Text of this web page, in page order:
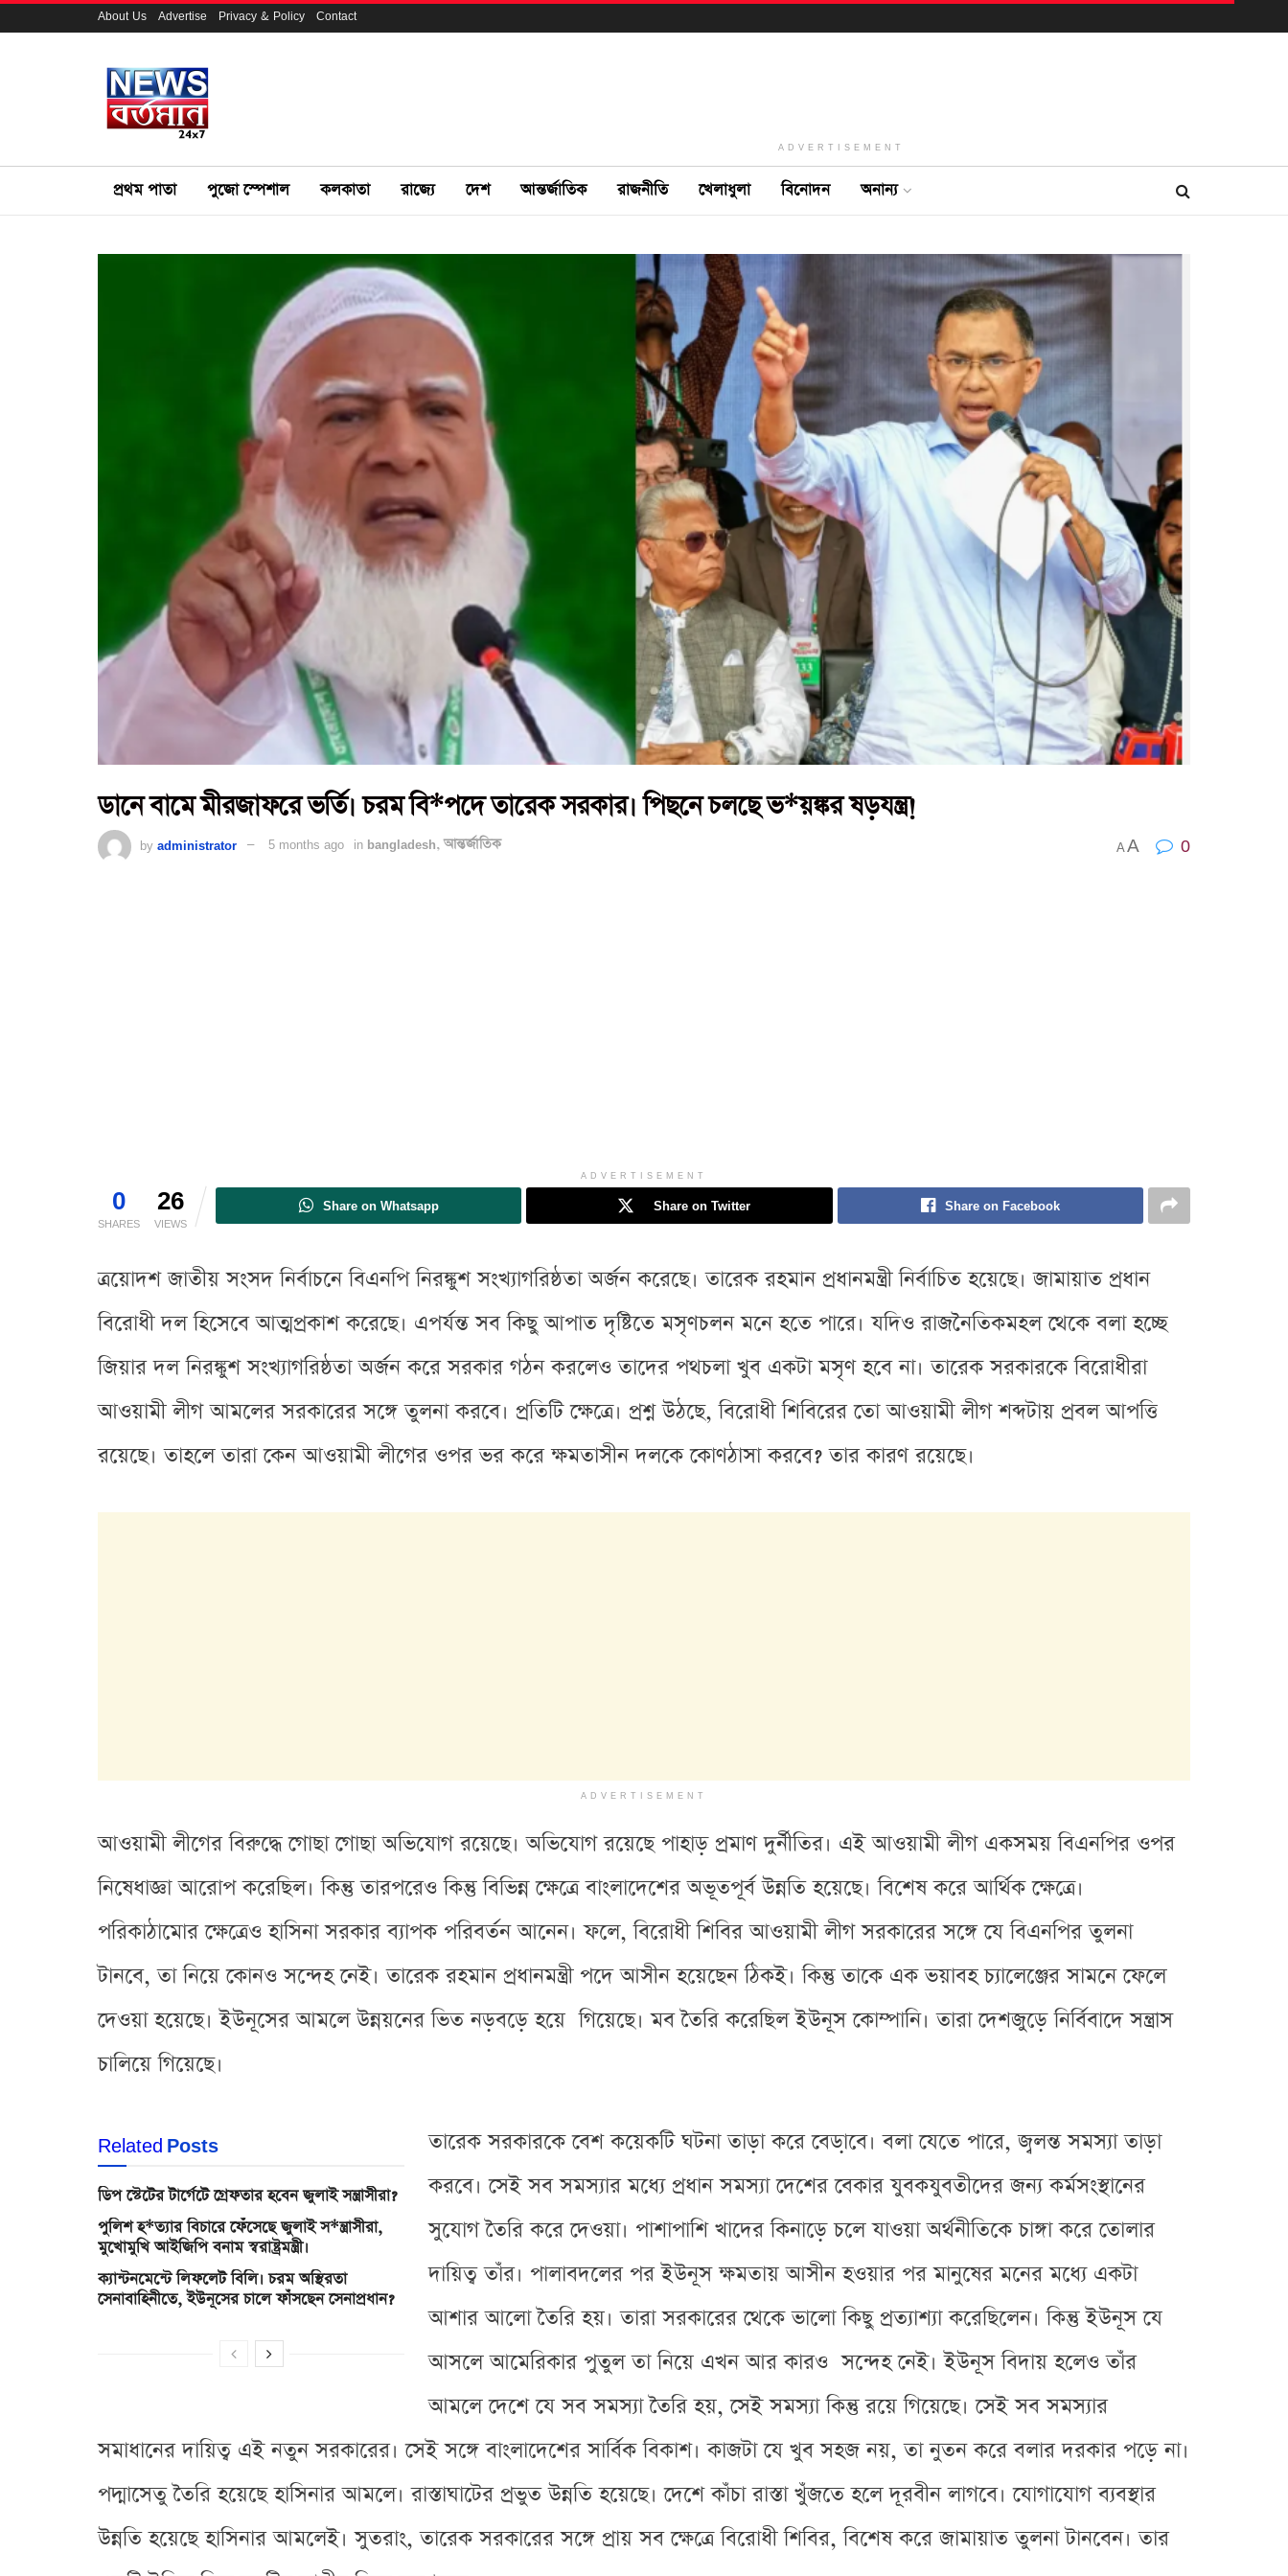
About Us Advertise Privacy & Policy Contact
ADVERTISEMENT
প্রথম পাতা পুজো স্পেশাল কলকাতা রাজ্যে দেশ আন্তর্জাতিক রাজনীতি খেলাধুলা বিনোদন অনান্য
ডানে বামে মীরজাফরে ভর্তি। চরম বি*পদে তারেক সরকার। পিছনে চলছে ভ*য়ঙ্কর ষড়যন্ত্র!
by administrator 5 months ago in bangladesh,আন্তর্জাতিক AA 0
ADVERTISEMENT
0
SHARES
26
VIEWS
Share on Whatsapp Share on Twitter Share on Facebook
ত্রয়োদশ জাতীয় সংসদ নির্বাচনে বিএনপি নিরঙ্কুশ সংখ্যাগরিষ্ঠতা অর্জন করেছে। তারেক রহমান প্রধানমন্ত্রী নির্বাচিত হয়েছে। জামায়াত প্রধান
বিরোধী দল হিসেবে আত্মপ্রকাশ করেছে। এপর্যন্ত সব কিছু আপাত দৃষ্টিতে মসৃণচলন মনে হতে পারে। যদিও রাজনৈতিকমহল থেকে বলা হচ্ছে
জিয়ার দল নিরঙ্কুশ সংখ্যাগরিষ্ঠতা অর্জন করে সরকার গঠন করলেও তাদের পথচলা খুব একটা মসৃণ হবে না। তারেক সরকারকে বিরোধীরা
আওয়ামী লীগ আমলের সরকারের সঙ্গে তুলনা করবে। প্রতিটি ক্ষেত্রে। প্রশ্ন উঠছে, বিরোধী শিবিরের তো আওয়ামী লীগ শব্দটায় প্রবল আপত্তি
রয়েছে। তাহলে তারা কেন আওয়ামী লীগের ওপর ভর করে ক্ষমতাসীন দলকে কোণঠাসা করবে? তার কারণ রয়েছে।
ADVERTISEMENT
আওয়ামী লীগের বিরুদ্ধে গোছা গোছা অভিযোগ রয়েছে। অভিযোগ রয়েছে পাহাড় প্রমাণ দুর্নীতির। এই আওয়ামী লীগ একসময় বিএনপির ওপর
নিষেধাজ্ঞা আরোপ করেছিল। কিন্তু তারপরেও কিন্তু বিভিন্ন ক্ষেত্রে বাংলাদেশের অভূতপূর্ব উন্নতি হয়েছে। বিশেষ করে আর্থিক ক্ষেত্রে।
পরিকাঠামোর ক্ষেত্রেও হাসিনা সরকার ব্যাপক পরিবর্তন আনেন। ফলে, বিরোধী শিবির আওয়ামী লীগ সরকারের সঙ্গে যে বিএনপির তুলনা
টানবে, তা নিয়ে কোনও সন্দেহ নেই। তারেক রহমান প্রধানমন্ত্রী পদে আসীন হয়েছেন ঠিকই। কিন্তু তাকে এক ভয়াবহ চ্যালেঞ্জের সামনে ফেলে
দেওয়া হয়েছে। ইউনূসের আমলে উন্নয়নের ভিত নড়বড়ে হয়ে গিয়েছে। মব তৈরি করেছিল ইউনূস কোম্পানি। তারা দেশজুড়ে নির্বিবাদে সন্ত্রাস
চালিয়ে গিয়েছে।
RelatedPosts
ডিপ স্টেটের টার্গেটে গ্রেফতার হবেন জুলাই সন্ত্রাসীরা?
পুলিশ হ*ত্যার বিচারে ফেঁসেছে জুলাই স*ন্ত্রাসীরা,
মুখোমুখি আইজিপি বনাম স্বরাষ্ট্রমন্ত্রী।
ক্যান্টনমেন্টে লিফলেট বিলি। চরম অস্থিরতা
সেনাবাহিনীতে, ইউনূসের চালে ফাঁসছেন সেনাপ্রধান?
তারেক সরকারকে বেশ কয়েকটি ঘটনা তাড়া করে বেডা়বে। বলা যেতে পারে, জ্বলন্ত সমস্যা তাড়া
করবে। সেই সব সমস্যার মধ্যে প্রধান সমস্যা দেশের বেকার যুবকযুবতীদের জন্য কর্মসংস্থানের
সুযোগ তৈরি করে দেওয়া। পাশাপাশি খাদের কিনাড়ে চলে যাওয়া অর্থনীতিকে চাঙ্গা করে তোলার
দায়িত্ব তাঁর। পালাবদলের পর ইউনূস ক্ষমতায় আসীন হওয়ার পর মানুষের মনের মধ্যে একটা
আশার আলো তৈরি হয়। তারা সরকারের থেকে ভালো কিছু প্রত্যাশ্যা করেছিলেন। কিন্তু ইউনূস যে
আসলে আমেরিকার পুতুল তা নিয়ে এখন আর কারও সন্দেহ নেই। ইউনূস বিদায় হলেও তাঁর
আমলে দেশে যে সব সমস্যা তৈরি হয়, সেই সমস্যা কিন্তু রয়ে গিয়েছে। সেই সব সমস্যার
সমাধানের দায়িত্ব এই নতুন সরকারের। সেই সঙ্গে বাংলাদেশের সার্বিক বিকাশ। কাজটা যে খুব সহজ নয়, তা নুতন করে বলার দরকার পড়ে না।
পদ্মাসেতু তৈরি হয়েছে হাসিনার আমলে। রাস্তাঘাটের প্রভুত উন্নতি হয়েছে। দেশে কাঁচা রাস্তা খুঁজতে হলে দূরবীন লাগবে। যোগাযোগ ব্যবস্থার
উন্নতি হয়েছে হাসিনার আমলেই। সুতরাং, তারেক সরকারের সঙ্গে প্রায় সব ক্ষেত্রে বিরোধী শিবির, বিশেষ করে জামায়াত তুলনা টানবেন। তার